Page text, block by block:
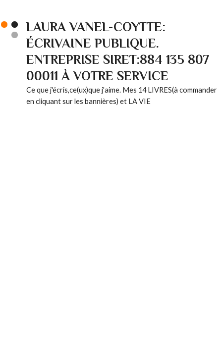
LAURA VANEL-COYTTE:
ÉCRIVAINE PUBLIQUE.
ENTREPRISE SIRET:884 135 807
00011 À VOTRE SERVICE
Ce que j'écris,ce(ux)que j'aime. Mes 14 LIVRES(à commander
en cliquant sur les bannières) et LA VIE